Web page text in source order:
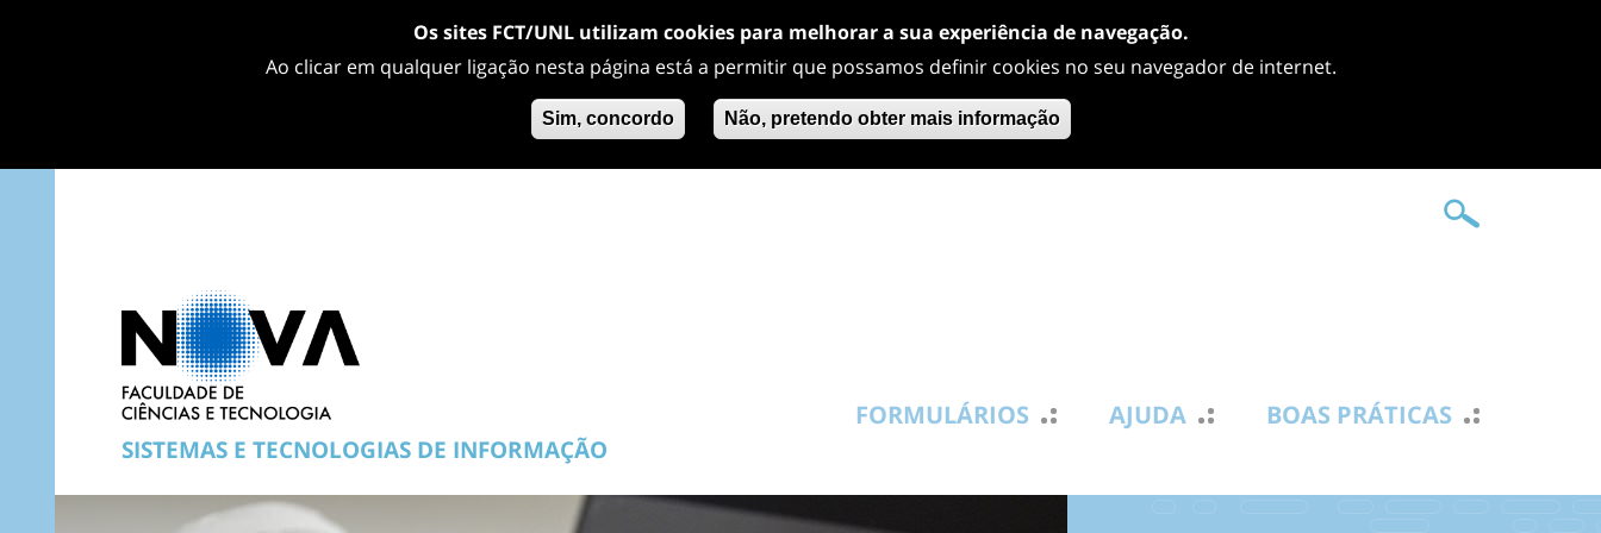
Os sites FCT/UNL utilizam cookies para melhorar a sua experiência de navegação.
Ao clicar em qualquer ligação nesta página está a permitir que possamos definir cookies no seu navegador de internet.
Sim, concordo Não, pretendo obter mais informação
SISTEMAS E TECNOLOGIAS DE INFORMAÇÃO
FORMULÁRIOS AJUDA BOAS PRÁTICAS